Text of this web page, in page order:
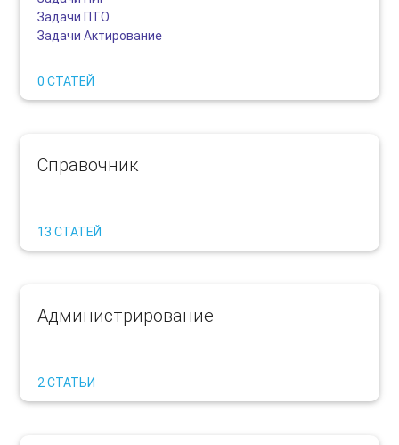
Задачи ПТО
Задачи Актирование
0 СТАТЕЙ
Справочник
13 СТАТЕЙ
Администрирование
2 СТАТЬИ